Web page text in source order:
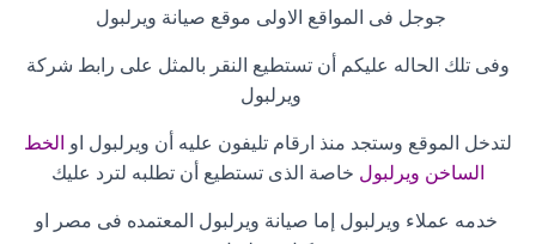
جوجل فى المواقع الاولى موقع صيانة ويرلبول
وفى تلك الحاله عليكم أن تستطيع النقر بالمثل على رابط شركة
ويرلبول
لتدخل الموقع وستجد منذ ارقام تليفون عليه أن ويرلبول او الخط
الساخن ويرلبول خاصة الذى تستطيع أن تطلبه لترد عليك
خدمه عملاء ويرلبول إما صيانة ويرلبول المعتمده فى مصر او